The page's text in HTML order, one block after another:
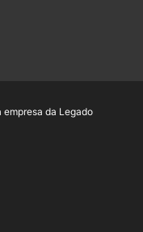
da Legado